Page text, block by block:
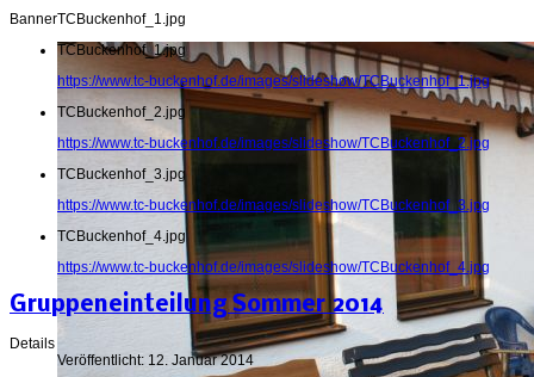
TCBuckenhof_1.jpg
Banner
TCBuckenhof_1.jpg
https://www.tc-buckenhof.de/images/slideshow/TCBuckenhof_1.jpg
TCBuckenhof_2.jpg
https://www.tc-buckenhof.de/images/slideshow/TCBuckenhof_2.jpg
TCBuckenhof_3.jpg
https://www.tc-buckenhof.de/images/slideshow/TCBuckenhof_3.jpg
TCBuckenhof_4.jpg
https://www.tc-buckenhof.de/images/slideshow/TCBuckenhof_4.jpg
Gruppeneinteilung Sommer 2014
Details
Veröffentlicht: 12. Januar 2014